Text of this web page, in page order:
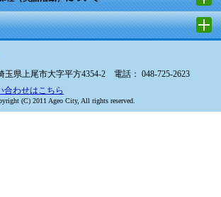
玉県上尾市大字平方4354-2 電話： 048-725-2623
合わせはこちら
(C) 2011 Ageo City, All rights reserved.